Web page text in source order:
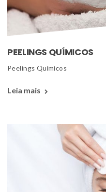
PEELINGS QUÍMICOS
Peelings Químicos
Leia mais